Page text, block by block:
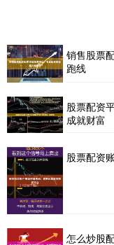
销售股票
跑线
股票配资
成就财富
股票配资
怎么炒股